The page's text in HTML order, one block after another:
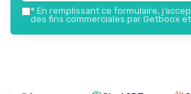
* En remplissant ce formulaire,
des fins commerciales par Getboox